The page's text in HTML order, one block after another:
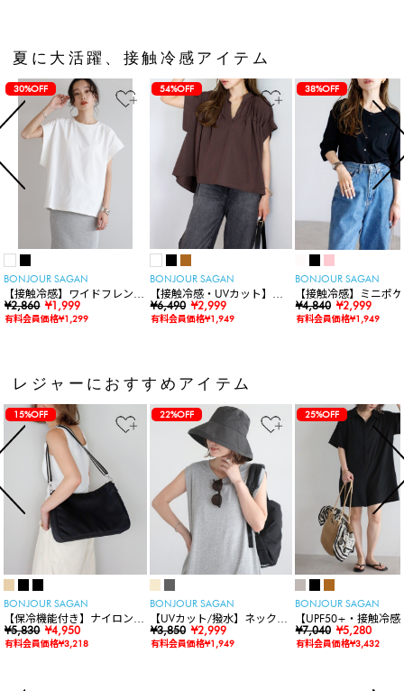
夏に大活躍、接触冷感アイテム
30%OFF
BONJOUR SAGAN
【接触冷感】ワイドフレンチ
スリーブTシャツ
¥2,860 ¥1,999
有料会員価格¥1,299
54%OFF
BONJOUR SAGAN
【接触冷感・UVカット】シ
ャーリングスキッパートップ
ス
¥6,490 ¥2,999
有料会員価格¥1,949
38%OFF
BONJOUR SAGAN
【接触冷感】ミニポ
袖ニットカーディガン
¥4,840 ¥2,999
有料会員価格¥1,949
レジャーにおすすめアイテム
15%OFF
BONJOUR SAGAN
【保冷機能付き】ナイロンシ
ョルダーバッグ
¥5,830 ¥4,950
有料会員価格¥3,218
22%OFF
BONJOUR SAGAN
【UVカット/撥水】ネックカ
バー付きワイドリムハット
¥3,850 ¥2,999
有料会員価格¥1,949
25%OFF
BONJOUR SAGAN
【UPF50+・接触冷感
水】【水陸両用】ラ
ードロンパース
¥7,040 ¥5,280
有料会員価格¥3,432